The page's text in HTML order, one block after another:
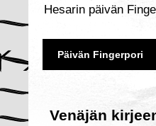
Hesarin päivän
Päivän Fingerpori
Venäjän